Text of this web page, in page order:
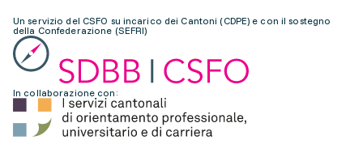
Un servizio del CSFO su incarico dei Cantoni (CDPE) e con il sostegno
della Confederazione (SEFRI)
In collaborazione con: